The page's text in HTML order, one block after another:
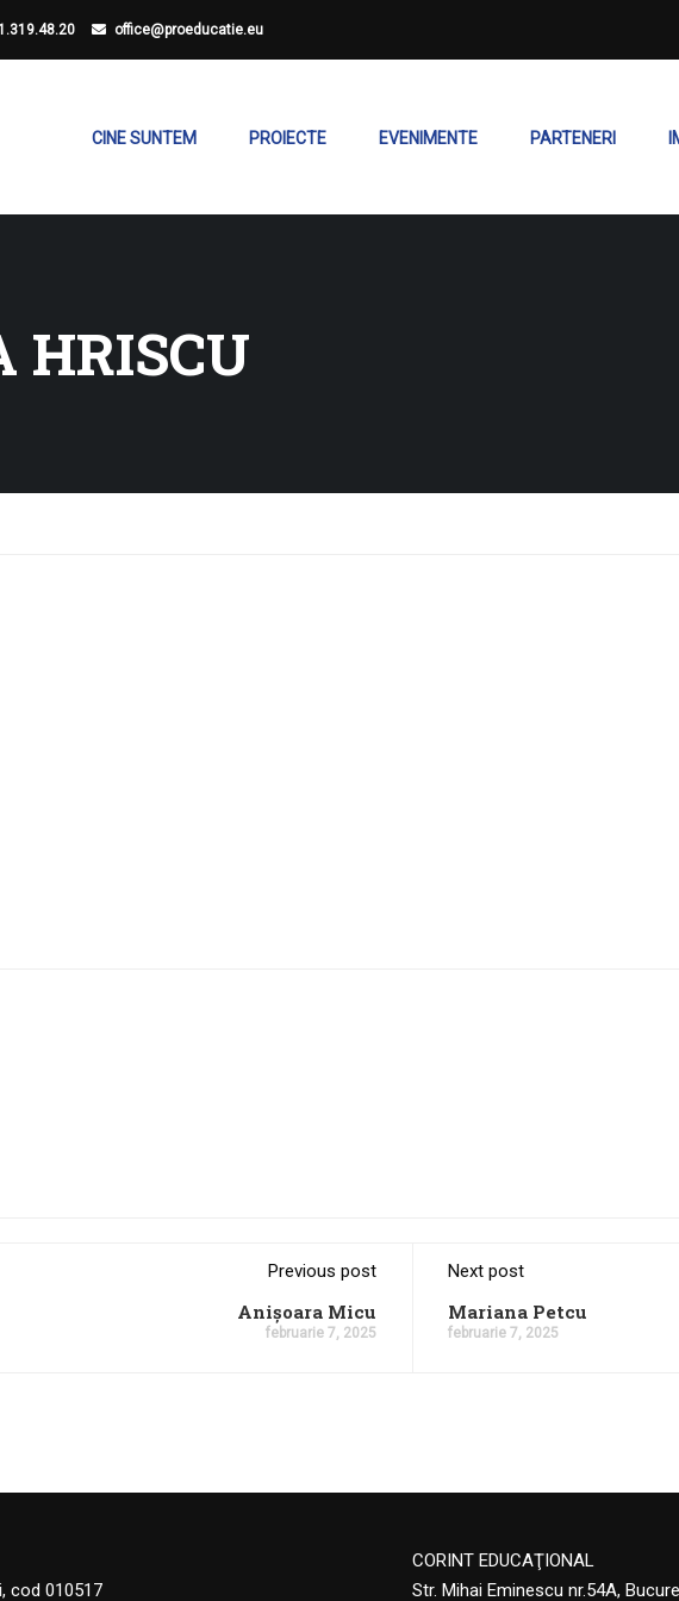
office@proeducatie.eu
CINE SUNTEM PROIECTE EVENIMENTE PARTENERI
HRISCU
Previous post
Anișoara Micu
februarie 7, 2025
Next post
Mariana Petcu
februarie 7, 2025
cod 010517
CORINT EDUCAŢIONAL
Str. Mihai Eminescu nr.54A,